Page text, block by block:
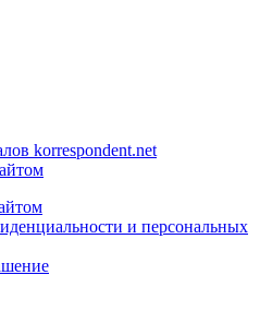
korrespondent.net
и персональных